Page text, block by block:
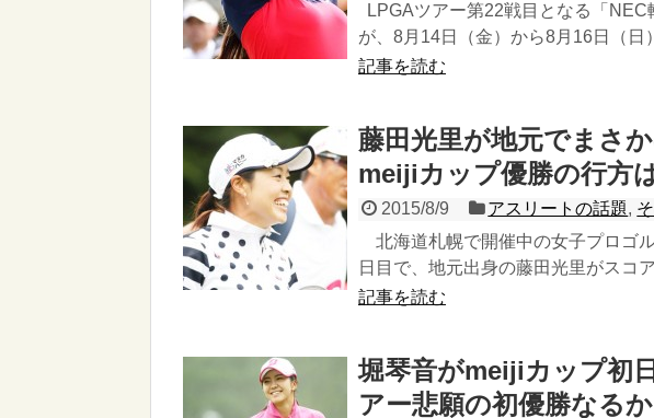
LPGAツアー第22戦目となる「NEC
が、8月14日（金）から8月16日（日
記事を読む
藤田光里が地元でまさ
meijiカップ優勝の行方
2015/8/9 アスリートの話題,
北海道札幌で開催中の女子プロゴ
日目で、地元出身の藤田光里がスコ
記事を読む
堀琴音がmeijiカップ初
アー悲願の初優勝なるか